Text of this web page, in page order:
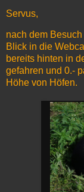
Servus,
nach dem
Blick in die
bereits hinten in
gefahren und 0.-
Höhe von Höfen.